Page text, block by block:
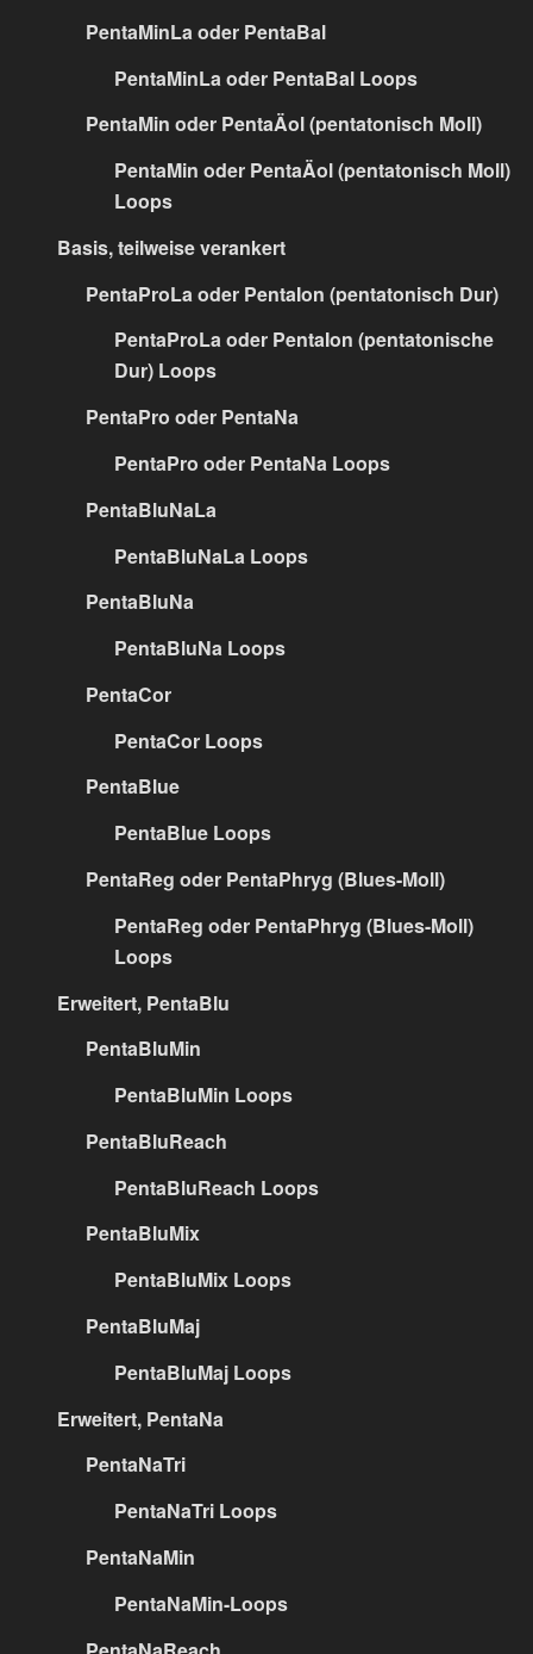
PentaMinLa oder PentaBal
PentaMinLa oder PentaBal Loops
PentaMin oder PentaÄol (pentatonisch Moll)
PentaMin oder PentaÄol (pentatonisch Moll)
Loops
Basis, teilweise verankert
PentaProLa oder PentaIon (pentatonisch Dur)
PentaProLa oder PentaIon (pentatonische
Dur) Loops
PentaPro oder PentaNa
PentaPro oder PentaNa Loops
PentaBluNaLa
PentaBluNaLa Loops
PentaBluNa
PentaBluNa Loops
PentaCor
PentaCor Loops
PentaBlue
PentaBlue Loops
PentaReg oder PentaPhryg (Blues-Moll)
PentaReg oder PentaPhryg (Blues-Moll)
Loops
Erweitert, PentaBlu
PentaBluMin
PentaBluMin Loops
PentaBluReach
PentaBluReach Loops
PentaBluMix
PentaBluMix Loops
PentaBluMaj
PentaBluMaj Loops
Erweitert, PentaNa
PentaNaTri
PentaNaTri Loops
PentaNaMin
PentaNaMin-Loops